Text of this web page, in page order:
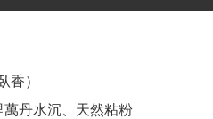
香）
萬丹水沉、天然粘粉